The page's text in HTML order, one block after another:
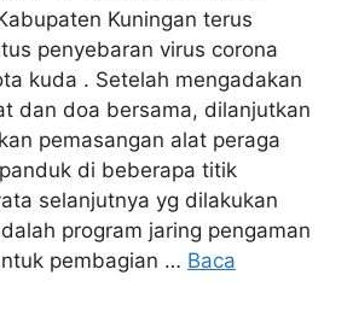
Kuningan terus
penyebaran virus corona
kuda . Setelah mengadakan
dan doa bersama, dilanjutkan
pemasangan alat peraga
di beberapa titik
selanjutnya yg dilakukan
program jaring pengaman
pembagian … Baca